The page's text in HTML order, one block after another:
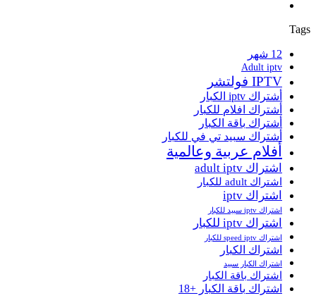
Tags
12 شهر
Adult iptv
IPTV فولتشر
أشتراك iptv الكبار
أشتراك افلام للكبار
أشتراك باقة الكبار
أشتراك سبيد تي في للكبار
أفلام عربية وعالمية
اشتراك adult iptv
اشتراك adult للكبار
اشتراك iptv
اشتراك iptv سبيد للكبار
اشتراك iptv للكبار
اشتراك speed iptv للكبار
اشتراك الكبار
اشتراك الكبار سبيد
اشتراك باقة الكبار
اشتراك باقة الكبار +18